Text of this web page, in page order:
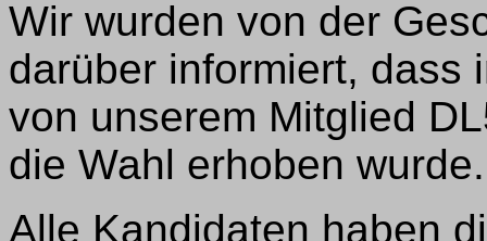
Wir wurden von der
darüber informiert, dass
von unserem Mitglied
die Wahl erhoben wurde.
Alle Kandidaten haben